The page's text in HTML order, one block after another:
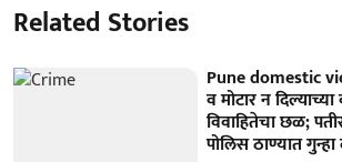
Related Stories
Pune domestic
व मोटार न
विवाहितेचा छळ;
पोलिस ठाण्यात